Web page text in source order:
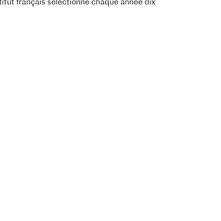
français sélectionne chaque année dix